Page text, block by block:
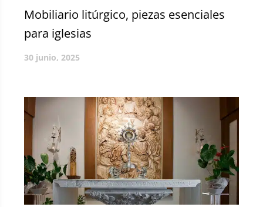
Mobiliario litúrgico, piezas esenciales
para iglesias
30 junio, 2025